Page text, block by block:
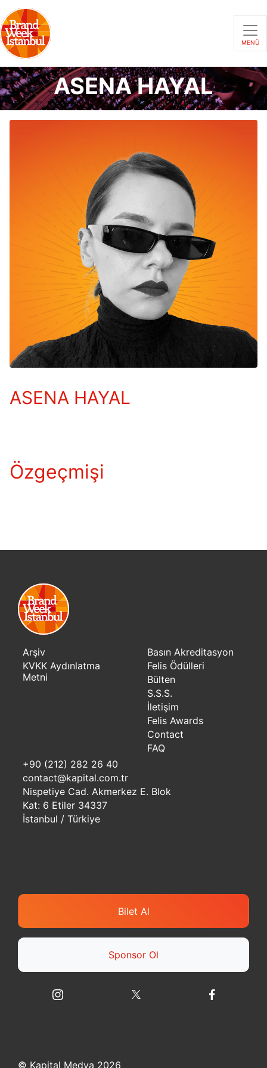
MENÜ
ASENA HAYAL
ASENA HAYAL
Özgeçmişi
Arşiv
KVKK Aydınlatma
Metni
Basın Akreditasyon
Felis Ödülleri
Bülten
S.S.S.
İletişim
Felis Awards
Contact
FAQ
+90 (212) 282 26 40
contact@kapital.com.tr
Nispetiye Cad. Akmerkez E. Blok
Kat: 6 Etiler 34337
İstanbul / Türkiye
Bilet Al
Sponsor Ol
© Kapital Medya 2026